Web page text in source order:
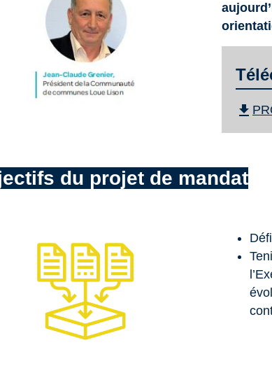
file_download
du projet de mandat